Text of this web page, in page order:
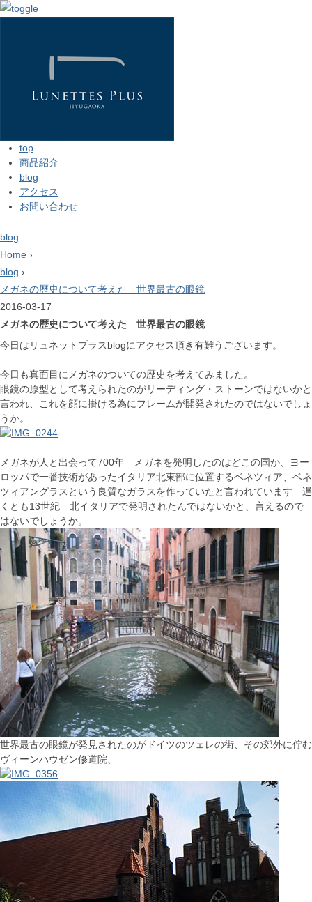
top
商品紹介
blog
アクセス
お問い合わせ
blog
Home ›
blog ›
メガネの歴史について考えた 世界最古の眼鏡
2016-03-17
メガネの歴史について考えた 世界最古の眼鏡
今日はリュネットプラスblogにアクセス頂き有難うございます。
今日も真面目にメガネのついての歴史を考えてみました。
眼鏡の原型として考えられたのがリーディング・ストーンではないかと
言われ、これを顔に掛ける為にフレームが開発されたのではないでしょ
うか。
メガネが人と出会って700年 メガネを発明したのはどこの国か、ヨー
ロッパで一番技術があったイタリア北東部に位置するベネツィア、ベネ
ツィアングラスという良質なガラスを作っていたと言われています 遅
くとも13世紀 北イタリアで発明されたんではないかと、言えるので
はないでしょうか。
世界最古の眼鏡が発見されたのがドイツのツェレの街、その郊外に佇む
ヴィーンハウゼン修道院、